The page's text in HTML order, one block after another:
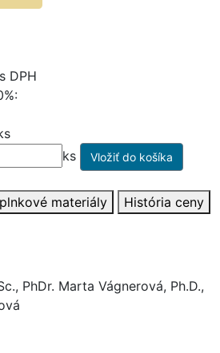
DPH
ks
materiály
História ceny
PhDr. Marta Vágnerová, Ph.D.,